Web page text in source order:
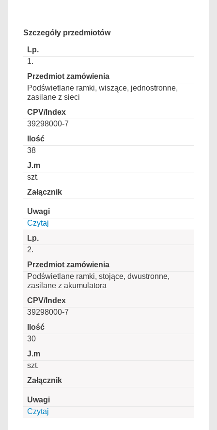
Szczegóły przedmiotów
1.
Podświetlane ramki, wiszące, jednostronne,
zasilane z sieci
39298000-7
38
szt.
Czytaj
2.
Podświetlane ramki, stojące, dwustronne,
zasilane z akumulatora
39298000-7
30
szt.
Czytaj